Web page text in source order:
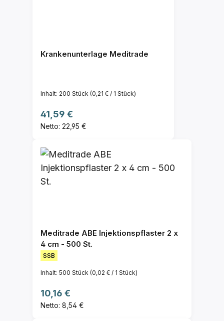
Krankenunterlage Meditrade
Inhalt: 200 Stück (0,21 € / 1 Stück)
Regulärer Preis:
41,59 €
Netto: 22,95 €
Meditrade ABE Injektionspflaster 2 x
4 cm - 500 St.
SSB
Inhalt: 500 Stück (0,02 € / 1 Stück)
Regulärer Preis:
10,16 €
Netto: 8,54 €